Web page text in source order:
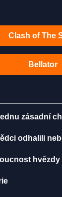
Clash of The
Bellator
zásadní
odhalili
hvězdy